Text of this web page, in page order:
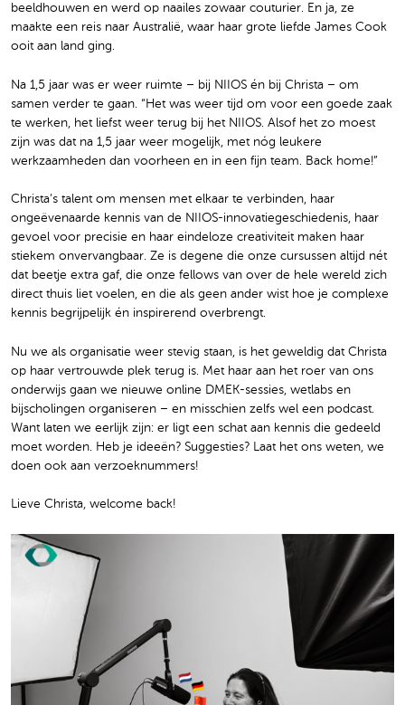
beeldhouwen en werd op naailes zowaar couturier. En ja, ze
maakte een reis naar Australië, waar haar grote liefde James Cook
ooit aan land ging.
Na 1,5 jaar was er weer ruimte – bij NIIOS én bij Christa – om
samen verder te gaan. “Het was weer tijd om voor een goede zaak
te werken, het liefst weer terug bij het NIIOS. Alsof het zo moest
zijn was dat na 1,5 jaar weer mogelijk, met nóg leukere
werkzaamheden dan voorheen en in een fijn team. Back home!”
Christa’s talent om mensen met elkaar te verbinden, haar
ongeëvenaarde kennis van de NIIOS-innovatiegeschiedenis, haar
gevoel voor precisie en haar eindeloze creativiteit maken haar
stiekem onvervangbaar. Ze is degene die onze cursussen altijd nét
dat beetje extra gaf, die onze fellows van over de hele wereld zich
direct thuis liet voelen, en die als geen ander wist hoe je complexe
kennis begrijpelijk én inspirerend overbrengt.
Nu we als organisatie weer stevig staan, is het geweldig dat Christa
op haar vertrouwde plek terug is. Met haar aan het roer van ons
onderwijs gaan we nieuwe online DMEK-sessies, wetlabs en
bijscholingen organiseren – en misschien zelfs wel een podcast.
Want laten we eerlijk zijn: er ligt een schat aan kennis die gedeeld
moet worden. Heb je ideeën? Suggesties? Laat het ons weten, we
doen ook aan verzoeknummers!
Lieve Christa, welcome back!